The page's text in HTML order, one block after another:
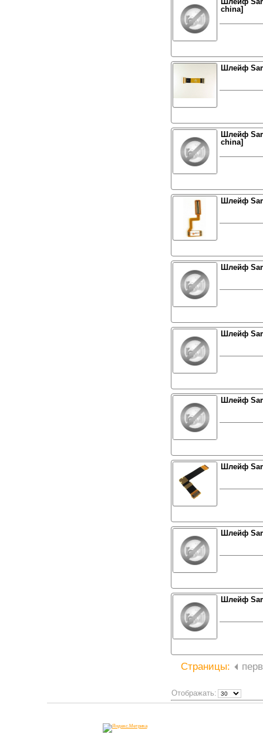
china]
Шлейф
Шлейф
china]
Шлейф
Шлейф
Шлейф
Шлейф
Шлейф
Шлейф
Шлейф
Страницы:
Отображать: